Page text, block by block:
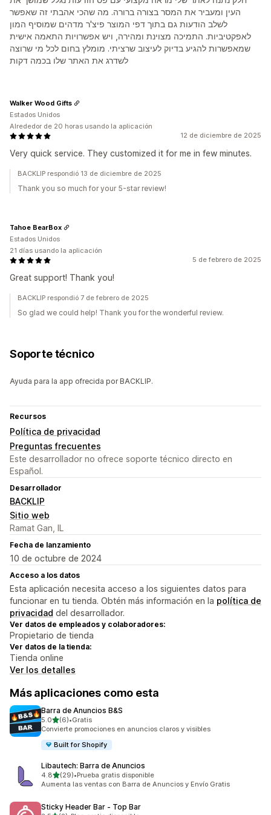
העין ומעביר את המסר בצורה ברורה. מה שהכי אהבתי זה שאפשר
לשלב הודעות גם בתוך דפי המוצר פיצ'ר מדהים שמוסיף המון
לאפקטיביות. התמיכה מצוינת ומהירה, ויש אפשרויות התאמה אישית
שמאפשרות להגיע בדיוק לעיצוב שרציתי. מומלץ בחום לכל מי שרוצה
לשדרג את האתר שלו בכמה דקות
12 de diciembre de 2025
Very quick service. They customized it for me in few minutes.
Walker Wood Gifts
Estados Unidos
Alrededor de 20 horas usando la aplicación
BACKLIP respondió 13 de diciembre de 2025
Thank you so much for your 5-star review!
5 de febrero de 2025
Great support! Thank you!
Tahoe BearBox
Estados Unidos
21 días usando la aplicación
BACKLIP respondió 7 de febrero de 2025
So glad we could help! Thank you for the wonderful review.
Soporte técnico
Ayuda para la app ofrecida por BACKLIP.
Recursos
Política de privacidad
Preguntas frecuentes
Este desarrollador no ofrece soporte técnico directo en
Español.
Desarrollador
BACKLIP
Sitio web
Ramat Gan, IL
Fecha de lanzamiento
10 de octubre de 2024
Acceso a los datos
Esta aplicación necesita acceso a los siguientes datos para
funcionar en tu tienda. Obtén más información en la política de
privacidad del desarrollador.
Ver datos de empleados y colaboradores:
Propietario de tienda
Ver datos de la tienda:
Tienda online
Ver los detalles
Más aplicaciones como esta
Barra de Anuncios B&S
5.0de 5 estrellas
(6)
6 reseñas en total
•Gratis
Convierte promociones en anuncios claros y visibles
Built for Shopify
Libautech: Barra de Anuncios
4.8de 5 estrellas
(29)
29 reseñas en total
•Prueba gratis disponible
Aumenta las ventas con Barra de Anuncios y Envío Gratis
Sticky Header Bar ‑ Top Bar